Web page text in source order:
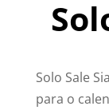
Solo Sale
para o